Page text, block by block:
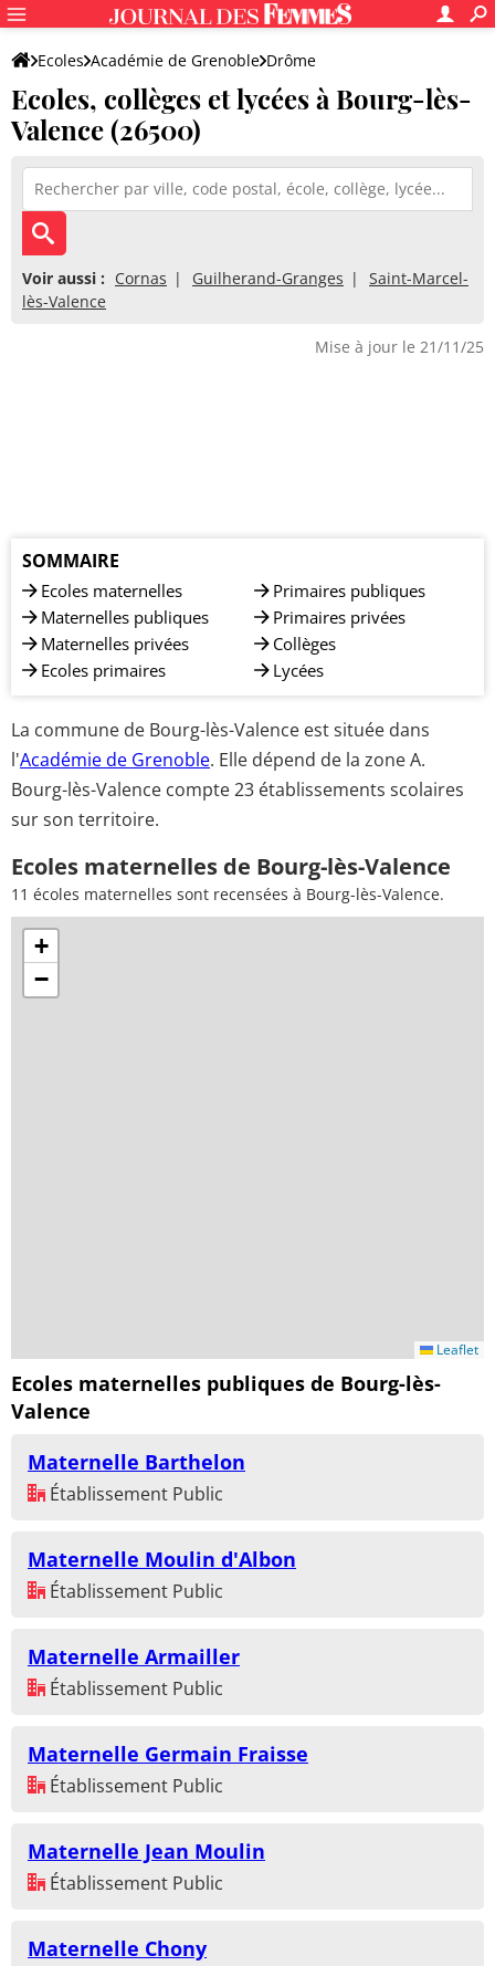
Ecoles Académie de Grenoble Drôme
Ecoles, collèges et lycées à Bourg-lès-
Valence (26500)
Voir aussi : Cornas Guilherand-Granges
Saint-Marcel-
lès-Valence
Mise à jour le 21/11/25
SOMMAIRE
Ecoles maternelles
Maternelles publiques
Maternelles privées
Ecoles primaires
Primaires publiques
Primaires privées
Collèges
Lycées
La commune de Bourg-lès-Valence est située dans
l'Académie de Grenoble. Elle dépend de la zone A.
Bourg-lès-Valence compte 23 établissements scolaires
sur son territoire.
Ecoles maternelles de Bourg-lès-Valence
11 écoles maternelles sont recensées à Bourg-lès-Valence.
+
−
Leaflet
Ecoles maternelles publiques de Bourg-lès-
Valence
Maternelle Barthelon
Établissement Public
Maternelle Moulin d'Albon
Établissement Public
Maternelle Armailler
Établissement Public
Maternelle Germain Fraisse
Établissement Public
Maternelle Jean Moulin
Établissement Public
Maternelle Chony